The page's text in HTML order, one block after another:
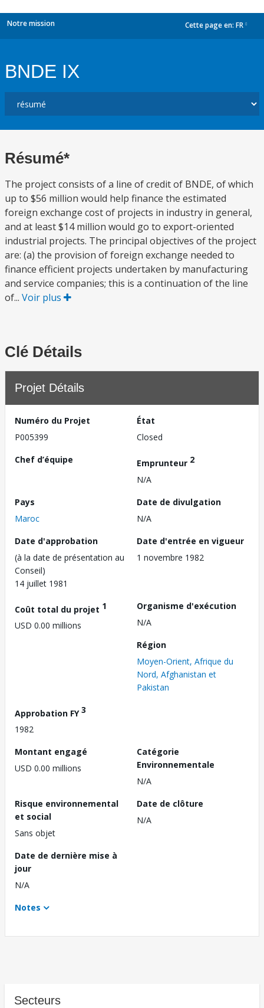
Notre mission Cette page en: FR
BNDE IX
Résumé*
The project consists of a line of credit of BNDE, of which
up to $56 million would help finance the estimated
foreign exchange cost of projects in industry in general,
and at least $14 million would go to export-oriented
industrial projects. The principal objectives of the project
are: (a) the provision of foreign exchange needed to
finance efficient projects undertaken by manufacturing
and service companies; this is a continuation of the line
of... Voir plus
Clé Détails
Projet Détails
Numéro du Projet
P005399
État
Closed
Chef d’équipe
Emprunteur 2
N/A
Pays
Maroc
Date de divulgation
N/A
Date d'approbation
(à la date de présentation au
Conseil)
14 juillet 1981
Date d'entrée en vigueur
1 novembre 1982
Coût total du projet 1
USD 0.00 millions
Organisme d'exécution
N/A
Région
Moyen-Orient, Afrique du
Nord, Afghanistan et
Pakistan
Approbation FY3
1982
Montant engagé
USD 0.00 millions
Catégorie
Environnementale
N/A
Risque environnemental
et social
Sans objet
Date de clôture
N/A
Date de dernière mise à
jour
N/A
Notes
Secteurs